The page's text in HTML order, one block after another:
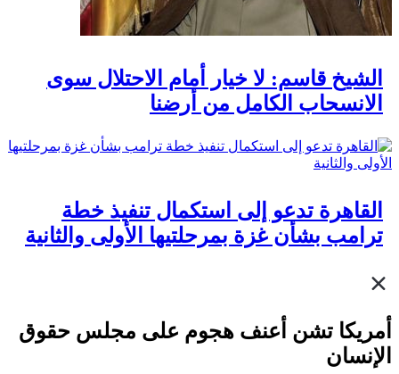
الشيخ قاسم: لا خيار أمام الاحتلال سوى
الانسحاب الكامل من أرضنا
القاهرة تدعو إلى استكمال تنفيذ خطة
ترامب بشأن غزة بمرحلتيها الأولى والثانية
أمريكا تشن أعنف هجوم على مجلس حقوق
الإنسان